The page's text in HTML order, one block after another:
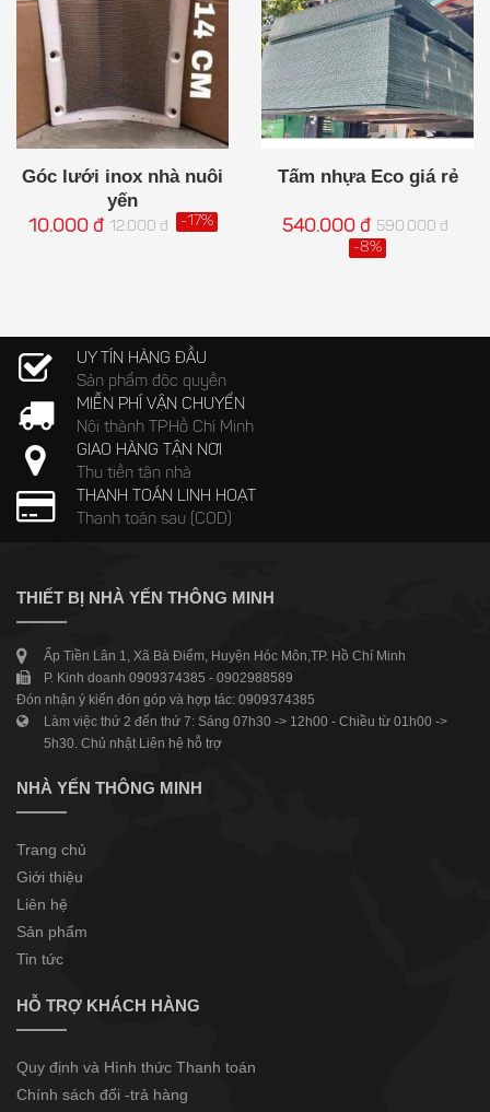
Góc lưới inox nhà nuôi
yến
10.000 đ 12.000 đ -17%
Tấm nhựa Eco giá rẻ
540.000 đ 590.000 đ
-8%
UY TÍN HÀNG ĐẦU
Sản phẩm độc quyền
MIỄN PHÍ VẬN CHUYỂN
Nội thành TP.Hồ Chí Minh
GIAO HÀNG TẬN NƠI
Thu tiền tận nhà
THANH TOÁN LINH HOẠT
Thanh toán sau (COD)
THIẾT BỊ NHÀ YẾN THÔNG MINH
Ấp Tiền Lân 1, Xã Bà Điểm, Huyện Hóc Môn,TP. Hồ Chí Minh
P. Kinh doanh 0909374385 - 0902988589
Đón nhận ý kiến đón góp và hợp tác: 0909374385
Làm việc thứ 2 đến thứ 7: Sáng 07h30 -> 12h00 - Chiều từ 01h00 ->
5h30. Chủ nhật Liên hệ hỗ trợ
NHÀ YẾN THÔNG MINH
Trang chủ
Giới thiệu
Liên hệ
Sản phẩm
Tin tức
HỖ TRỢ KHÁCH HÀNG
Quy định và Hình thức Thanh toán
Chính sách đổi -trả hàng